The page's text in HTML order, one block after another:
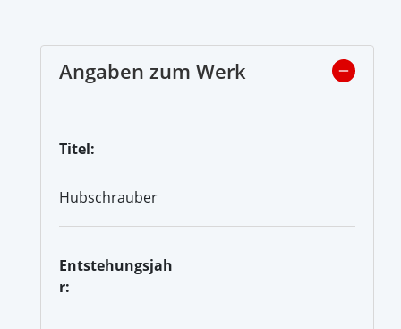
Angaben zum Werk
Titel:
Hubschrauber
Entstehungsjah
r: